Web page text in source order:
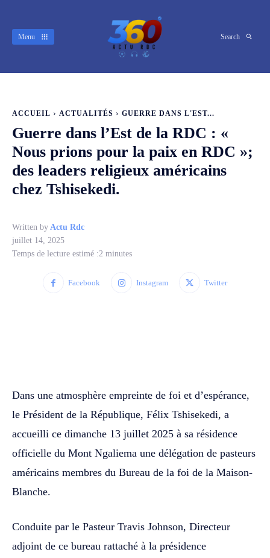
Menu Search
ACCUEIL ACTUALITÉS GUERRE DANS L'EST...
Guerre dans l’Est de la RDC : «
Nous prions pour la paix en RDC »;
des leaders religieux américains
chez Tshisekedi.
Written by Actu Rdc
juillet 14, 2025
Temps de lecture estimé :2 minutes
Facebook Instagram Twitter
Dans une atmosphère empreinte de foi et d’espérance,
le Président de la République, Félix Tshisekedi, a
accueilli ce dimanche 13 juillet 2025 à sa résidence
officielle du Mont Ngaliema une délégation de pasteurs
américains membres du Bureau de la foi de la Maison-
Blanche.
Conduite par le Pasteur Travis Johnson, Directeur
adjoint de ce bureau rattaché à la présidence